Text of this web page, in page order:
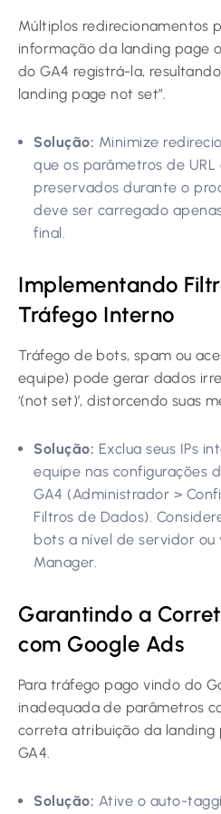
Múltiplos redirecionamentos
informação da landing page
do GA4 registrá-la,
landing page not set”.
Solução: Minimize
que os parâmetros de URL
preservados durante o
deve ser carregado
final.
Implementando
Tráfego Interno
Tráfego de bots, spam ou
equipe) pode gerar dados
‘(not set)’, distorcendo suas
Solução: Exclua seus IPs
equipe nas configurações
GA4 (Administrador >
Filtros de Dados).
bots a nível de servidor ou
Manager.
Garantindo a
com Google Ads
Para tráfego pago vindo do
inadequada de parâmetros
correta atribuição da landing
GA4.
Solução: Ative o auto-